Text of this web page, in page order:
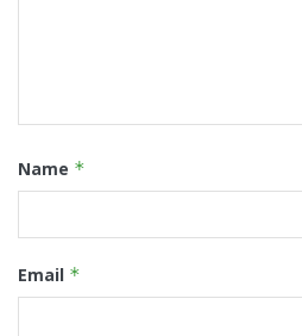
Name *
Email *